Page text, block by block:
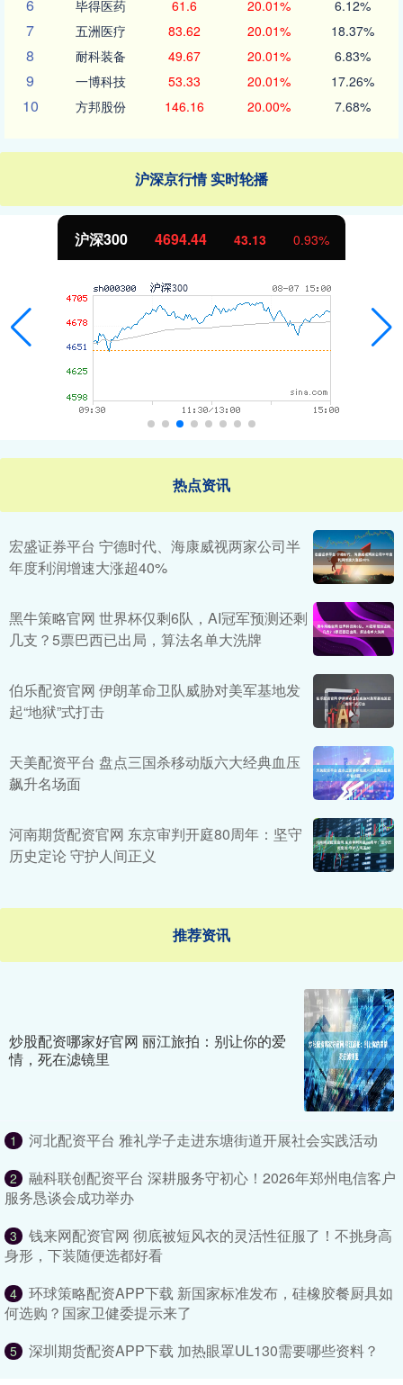
6 毕得医药 61.6 20.01% 6.12%
7 五洲医疗 83.62 20.01% 18.37%
8 耐科装备 49.67 20.01% 6.83%
9 一博科技 53.33 20.01% 17.26%
10 方邦股份 146.16 20.00% 7.68%
沪深京行情 实时轮播
北证50 1134.24 11.37
热点资讯
宏盛证券平台 宁德时代、海康威视两家公司半
年度利润增速大涨超40%
黑牛策略官网 世界杯仅剩6队，AI冠军预测还剩
几支？5票巴西已出局，算法名单大洗牌
伯乐配资官网 伊朗革命卫队威胁对美军基地发
起“地狱”式打击
天美配资平台 盘点三国杀移动版六大经典血压
飙升名场面
河南期货配资官网 东京审判开庭80周年：坚守
历史定论 守护人间正义
推荐资讯
炒股配资哪家好官网 丽江旅拍：别让你的爱
情，死在滤镜里
1 河北配资平台 雅礼学子走进东塘街道开展社会实践活动
2
融科联创配资平台 深耕服务守初心！2026年郑州电信客户
服务恳谈会成功举办
3
钱来网配资官网 彻底被短风衣的灵活性征服了！不挑身高
身形，下装随便选都好看
4
环球策略配资APP下载 新国家标准发布，硅橡胶餐厨具如
何选购？国家卫健委提示来了
5 深圳期货配资APP下载 加热眼罩UL130需要哪些资料？